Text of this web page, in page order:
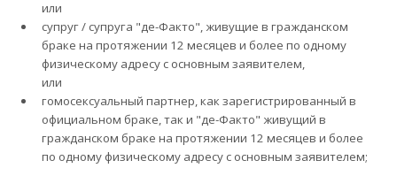
или
супруг / супруга "де-Факто", живущие в гражданском
браке на протяжении 12 месяцев и более по одному
физическому адресу с основным заявителем,
или
гомосексуальный партнер, как зарегистрированный в
официальном браке, так и "де-Факто" живущий в
гражданском браке на протяжении 12 месяцев и более
по одному физическому адресу с основным заявителем;